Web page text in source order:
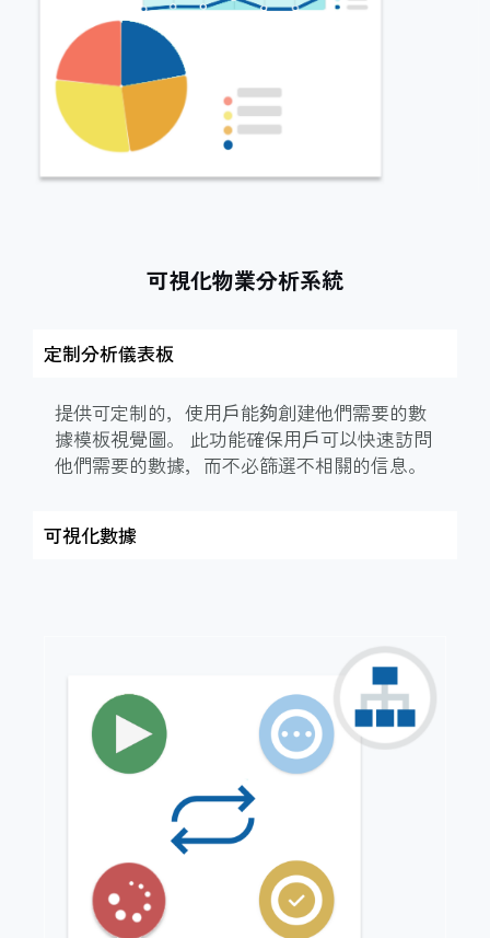
可視化物業分析系統
定制分析儀表板
提供可定制的，使用戶能夠創建他們需要的數
據模板視覺圖。 此功能確保用戶可以快速訪問
他們需要的數據，而不必篩選不相關的信息。
可視化數據